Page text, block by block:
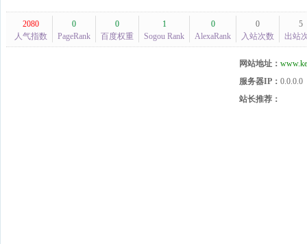
2080
人气指数
0
PageRank
0
百度权重
1
Sogou Rank
0
AlexaRank
0
入站次数
5
出站
网站地址：
服务器IP： 0.0.0.0
站长推荐：